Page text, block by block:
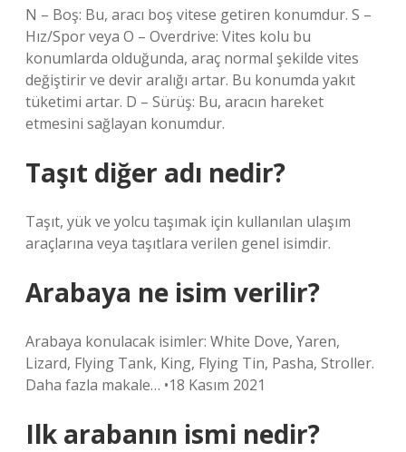
N – Boş: Bu, aracı boş vitese getiren konumdur. S –
Hız/Spor veya O – Overdrive: Vites kolu bu
konumlarda olduğunda, araç normal şekilde vites
değiştirir ve devir aralığı artar. Bu konumda yakıt
tüketimi artar. D – Sürüş: Bu, aracın hareket
etmesini sağlayan konumdur.
Taşıt diğer adı nedir?
Taşıt, yük ve yolcu taşımak için kullanılan ulaşım
araçlarına veya taşıtlara verilen genel isimdir.
Arabaya ne isim verilir?
Arabaya konulacak isimler: White Dove, Yaren,
Lizard, Flying Tank, King, Flying Tin, Pasha, Stroller.
Daha fazla makale… •18 Kasım 2021
Ilk arabanın ismi nedir?